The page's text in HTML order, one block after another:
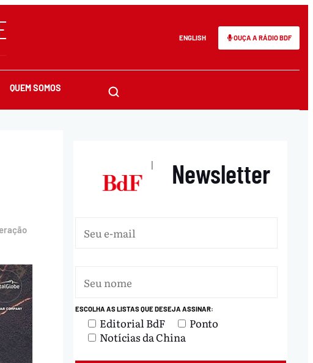
ENGLISH OUÇA A RÁDIO BDF
QUEM SOMOS
| Newsletter
ESCOLHA AS LISTAS QUE DESEJA ASSINAR:
Editorial BdF
Ponto
Notícias da China